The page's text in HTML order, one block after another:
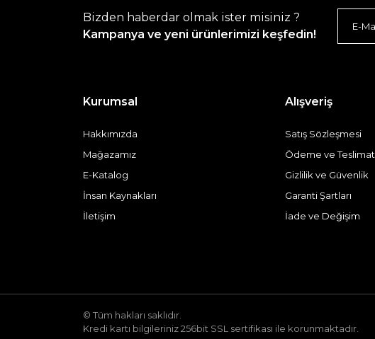
Bizden haberdar olmak ister misiniz ?
Kampanya ve yeni ürünlerimizi keşfedin!
Kurumsal
Hakkımızda
Mağazamız
E-Katalog
İnsan Kaynakları
İletişim
Alışveriş
Satış Sözleşmesi
Ödeme ve Teslimat
Gizlilik ve Güvenlik
Garanti Şartları
İade ve Değişim
© Tüm hakları saklıdır.
Kredi kartı bilgileriniz 256bit SSL sertifikası ile korunmaktadır.